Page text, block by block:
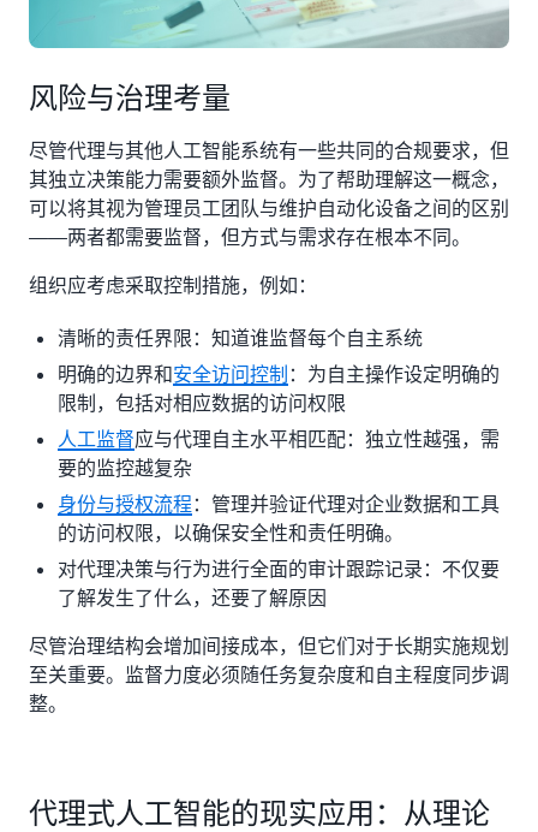
风险与治理考量
尽管代理与其他人工智能系统有一些共同的合规要求，但
其独立决策能力需要额外监督。为了帮助理解这一概念，
可以将其视为管理员工团队与维护自动化设备之间的区别
——两者都需要监督，但方式与需求存在根本不同。
组织应考虑采取控制措施，例如：
清晰的责任界限：知道谁监督每个自主系统
明确的边界和安全访问控制 ：为自主操作设定明确的
限制，包括对相应数据的访问权限
人工监督应与代理自主水平相匹配：独立性越强，需
要的监控越复杂
身份与授权流程 ：管理并验证代理对企业数据和工具
的访问权限，以确保安全性和责任明确。
对代理决策与行为进行全面的审计跟踪记录：不仅要
了解发生了什么，还要了解原因
尽管治理结构会增加间接成本，但它们对于长期实施规划
至关重要。监督力度必须随任务复杂度和自主程度同步调
整。
代理式人工智能的现实应用：从理论